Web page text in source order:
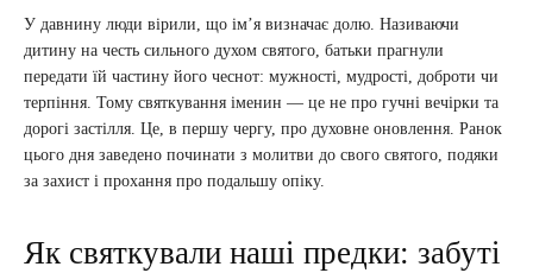
У давнину люди вірили, що ім’я визначає долю. Називаючи
дитину на честь сильного духом святого, батьки прагнули
передати їй частину його чеснот: мужності, мудрості, доброти чи
терпіння. Тому святкування іменин — це не про гучні вечірки та
дорогі застілля. Це, в першу чергу, про духовне оновлення. Ранок
цього дня заведено починати з молитви до свого святого, подяки
за захист і прохання про подальшу опіку.
Як святкували наші предки: забуті